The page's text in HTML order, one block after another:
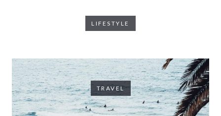
LIFESTYLE
TRAVEL